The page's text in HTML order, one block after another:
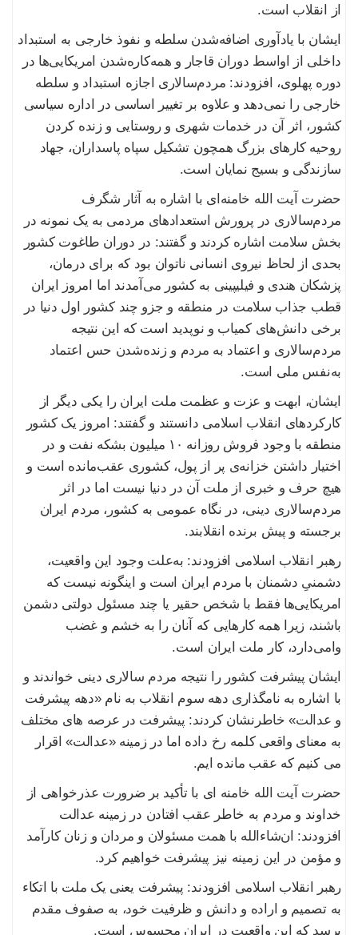
از انقلاب است.
ایشان با یادآوری اضافه‌شدن سلطه و نفوذ خارجی به استبداد
داخلی از اواسط دوران قاجار و همه‌کاره‌شدن امریکایی‌ها در
دوره پهلوی، افزودند: مردم‌سالاری اجازه استبداد و سلطه
خارجی را نمی‌دهد و علاوه بر تغییر اساسی در اداره سیاسی
کشور، اثر آن در خدمات شهری و روستایی و زنده کردن
روحیه کارهای بزرگ همچون تشکیل سپاه پاسداران، جهاد
سازندگی و بسیج نمایان است.
حضرت آیت الله خامنه‌ای با اشاره به آثار شگرف
مردم‌سالاری در پرورش استعدادهای مردمی به یک نمونه در
بخش سلامت اشاره کردند و گفتند: در دوران طاغوت کشور
بحدی از لحاظ نیروی انسانی ناتوان بود که برای درمان،
پزشکان هندی و فیلیپینی به کشور می‌آمدند اما امروز ایران
قطب جذاب سلامت در منطقه و جزو چند کشور اول دنیا در
برخی دانش‌های کمیاب و نوپدید است که این نتیجه
مردم‌سالاری و اعتماد به مردم و زنده‌شدن حس اعتماد
به‌نفس ملی است.
ایشان، ابهت و عزت و عظمت ملت ایران را یکی دیگر از
کارکردهای انقلاب اسلامی دانستند و گفتند: امروز یک کشور
منطقه با وجود فروش روزانه ۱۰ میلیون بشکه نفت و در
اختیار داشتن خزانه‌ی پر از پول، کشوری عقب‌مانده است و
هیچ حرف و خبری از ملت آن در دنیا نیست اما در اثر
مردم‌سالاری دینی، در نگاه عمومی به کشور، مردم ایران
برجسته‌ و پیش برنده انقلابند.
رهبر انقلاب اسلامی افزودند: به‌علت وجود این واقعیت،
دشمنیِ دشمنان با مردم ایران است و اینگونه نیست که
امریکایی‌ها فقط با شخص حقیر یا چند مسئول دولتی دشمن
باشند، زیرا همه کارهایی که آنان را به خشم و غضب
وامی‌دارد، کار ملت ایران است.
ایشان پیشرفت کشور را نتیجه مردم سالاری دینی خواندند و
با اشاره به نامگذاری دهه سوم انقلاب به نام «دهه پیشرفت
و عدالت» خاطرنشان کردند: پیشرفت در عرصه های مختلف
به معنای واقعی کلمه رخ داده اما در زمینه «عدالت» اقرار
می کنیم که عقب مانده ایم.
حضرت آیت الله خامنه ای با تأکید بر ضرورت عذرخواهی از
خداوند و مردم به خاطر عقب افتادن در زمینه عدالت
افزودند: ان‌شاءالله با همت مسئولان و مردان و زنان کارآمد
و مؤمن در این زمینه نیز پیشرفت خواهیم کرد.
رهبر انقلاب اسلامی افزودند: پیشرفت یعنی یک ملت با اتکاء
به تصمیم و اراده و دانش و ظرفیت خود، به صفوف مقدم
برسد که این واقعیت در ایران محسوس است.